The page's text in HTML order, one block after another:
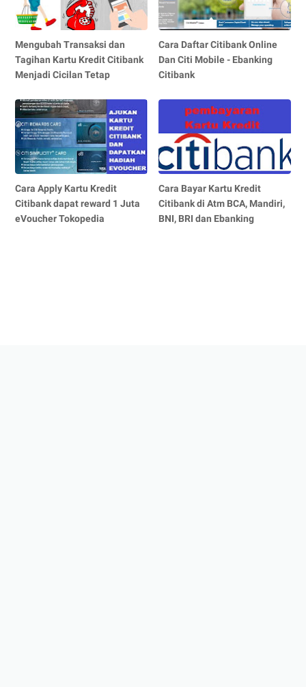
Mengubah Transaksi dan
Tagihan Kartu Kredit Citibank
Menjadi Cicilan Tetap
Cara Daftar Citibank Online
Dan Citi Mobile - Ebanking
Citibank
Cara Apply Kartu Kredit
Citibank dapat reward 1 Juta
eVoucher Tokopedia
Cara Bayar Kartu Kredit
Citibank di Atm BCA, Mandiri,
BNI, BRI dan Ebanking